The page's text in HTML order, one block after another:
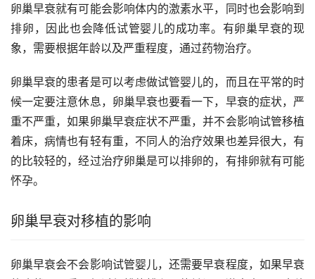
卵巢早衰就有可能会影响体内的激素水平，同时也会影响到
排卵，因此也会降低试管婴儿的成功率。有卵巢早衰的现
象，需要根据年龄以及严重程度，通过药物治疗。
卵巢早衰的患者是可以考虑做试管婴儿的，而且在平常的时
候一定要注意休息，卵巢早衰也要看一下，早衰的症状，严
重不严重，如果卵巢早衰症状不严重，并不会影响试管移植
着床，病情也有轻有重，不同人的治疗效果也差异很大，有
的比较轻的，经过治疗卵巢是可以排卵的，有排卵就有可能
怀孕。
卵巢早衰对移植的影响
卵巢早衰会不会影响试管婴儿，还需要早衰程度，如果早衰